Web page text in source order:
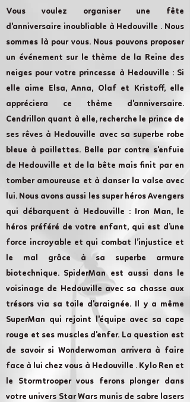
Vous voulez organiser une fête
d'anniversaire inoubliable à Hedouville . Nous
sommes là pour vous. Nous pouvons proposer
un événement sur le thème de la Reine des
neiges pour votre princesse à Hedouville : Si
elle aime Elsa, Anna, Olaf et Kristoff, elle
appréciera ce thème d'anniversaire.
Cendrillon quant à elle, recherche le prince de
ses rêves à Hedouville avec sa superbe robe
bleue à paillettes. Belle par contre s'enfuie
de Hedouville et de la bête mais finit par en
tomber amoureuse et à danser la valse avec
lui. Nous avons aussi les super héros Avengers
qui débarquent à Hedouville : Iron Man, le
héros préféré de votre enfant, qui est d’une
force incroyable et qui combat l’injustice et
le mal grâce à sa superbe armure
biotechnique. SpiderMan est aussi dans le
voisinage de Hedouville avec sa chasse aux
trésors via sa toile d'araignée. Il y a même
SuperMan qui rejoint l'équipe avec sa cape
rouge et ses muscles d'enfer. La question est
de savoir si Wonderwoman arrivera à faire
face à lui chez vous à Hedouville . Kylo Ren et
le Stormtrooper vous ferons plonger dans
votre univers Star Wars munis de sabre lasers